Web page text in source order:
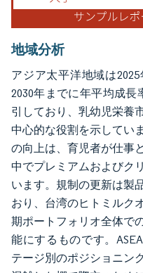
地域分析
アジア太平洋地域は2025
2030年までに年平均成長
引しており、乳幼児栄養
中心的な役割を示してい
の向上は、育児者が仕事
中でプレミアムおよびク
います。規制の更新は製
おり、台湾のヒトミルク
期ポートフォリオ全体で
能にするものです。
テージ別のポジショニン